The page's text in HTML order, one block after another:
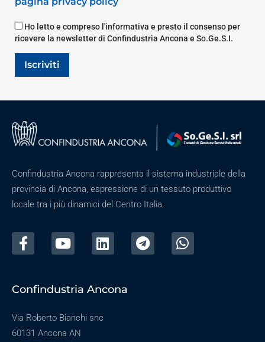
Ho letto e compreso l'informativa e presto il consenso per
ricevere la newsletter di Confindustria Ancona e So.Ge.S.I.
Iscriviti
Confindustria Ancona rappresenta il sistema industriale della
provincia di Ancona, espressione di un tessuto produttivo
locale tra i più dinamici del Centro Italia.
Confindustria Ancona
Via Roberto Bianchi snc
60131 Ancona AN